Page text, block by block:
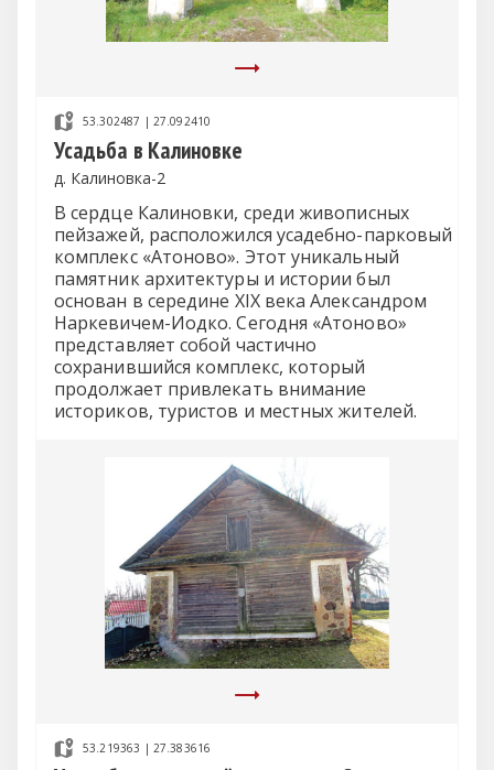
53.302487 | 27.092410
Усадьба в Калиновке
д. Калиновка-2
В сердце Калиновки, среди живописных
пейзажей, расположился усадебно-парковый
комплекс «Атоново». Этот уникальный
памятник архитектуры и истории был
основан в середине XIX века Александром
Наркевичем-Иодко. Сегодня «Атоново»
представляет собой частично
сохранившийся комплекс, который
продолжает привлекать внимание
историков, туристов и местных жителей.
53.219363 | 27.383616